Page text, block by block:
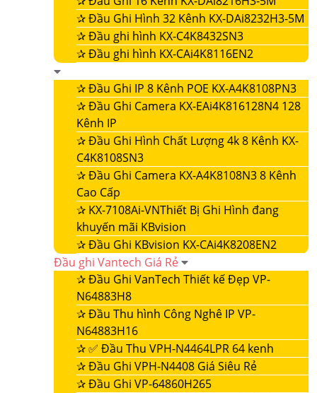
✰Đầu Ghi Hình 32 Kênh KX-DAi8232H3-5M
✰Đầu ghi hình KX-C4K8432SN3
✰Đầu ghi hình KX-CAi4K8116EN2
✰Đầu Ghi IP 8 Kênh POE KX-A4K8108PN3
✰Đầu Ghi Camera KX-EAi4K816128N4 128
Kênh IP
✰Đầu Ghi Hình Chất Lượng 4k 8 Kênh KX-
C4K8108SN3
✰Đầu Ghi Camera KX-A4K8108N3 8 Kênh
Cao Cấp
✰ KX-7108Ai-VNThiết Bị Ghi Hình đang
khuyến mãi KBvision
✰Đầu Ghi KBvision KX-CAi4K8208EN2
Đầu ghi Vantech Giá Rẻ
✰Đầu Ghi VanTech Thiết kế Đẹp VP-
N64883H8
✰Đầu Thu hình Công Nghê IP VP-
N64883H16
✰✅ Đầu Thu VPH-N4464LPR 64 kenh
✰Đầu Ghi VPH-N4408 Giá Siêu Rẻ
✰Đầu Ghi VP-64860H265